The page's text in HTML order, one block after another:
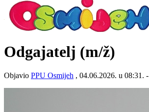
Odgajatelj (m/ž)
Objavio PPU Osmijeh , 04.06.2026. u 08:31. -